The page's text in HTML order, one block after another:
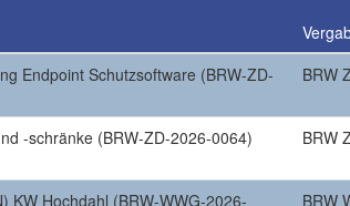
Endpoint Schutzsoftware (BRW-ZD-
BRW
-schränke (BRW-ZD-2026-0064) BRW
KW Hochdahl (BRW-WWG-2026-
BRW